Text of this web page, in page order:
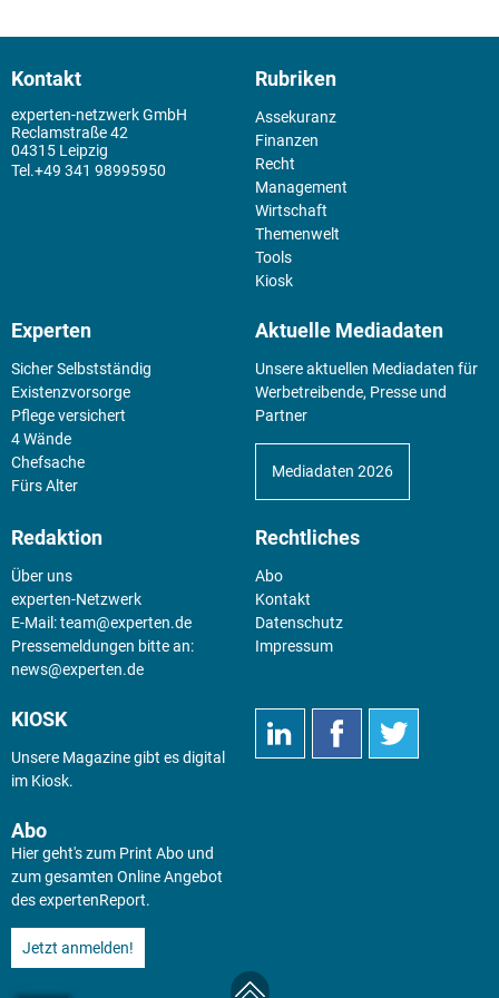
Kontakt
experten-netzwerk GmbH
Reclamstraße 42
04315 Leipzig
+49 341 98995950
Rubriken
Assekuranz
Finanzen
Recht
Management
Wirtschaft
Themenwelt
Tools
Kiosk
Experten
Sicher Selbstständig
Existenz­vorsorge
Pflege versichert
4 Wände
Chefsache
Fürs Alter
Aktuelle Mediadaten
Unsere aktuellen Mediadaten für
Werbetreibende, Presse und
Partner
Mediadaten 2026
Redaktion
Über uns
experten-Netzwerk
E-Mail:team@experten.de
Pressemeldungen bitte an:
news@experten.de
Rechtliches
Abo
Kontakt
Datenschutz
Impressum
KIOSK
Unsere Magazine gibt es digital
im Kiosk.
Abo
Hier geht's zum Print Abo und
zum gesamten Online Angebot
des expertenReport.
Jetzt anmelden!